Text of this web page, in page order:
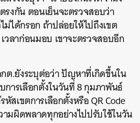
งกัน ตอนเย็นจะตรวจสอบว่า
ได้กรอก ถ้าปล่อยให้ไปถึงเขต
ลาก่อนมอบ เขาจะตรวจสอบอีก
กต.ยังระบุต่อว่า ปัญหาที่เกิดขึ้นใน
การเลือกตั้งในวันที่ 8 กุมภาพันธ์
หัสเขตการเลือกตั้งหรือ QR Code
มผิดพลาดทุกอย่างไปปรับใช้ในวัน